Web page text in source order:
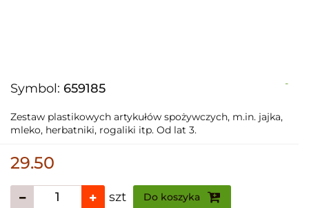
Symbol: 659185 -
Zestaw plastikowych artykułów spożywczych, m.in. jajka,
mleko, herbatniki, rogaliki itp. Od lat 3.
29.50
szt Do koszyka